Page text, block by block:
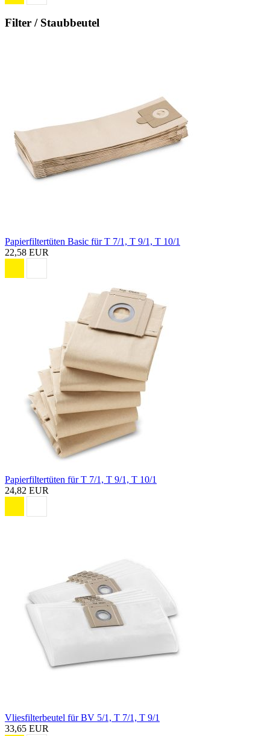
Filter / Staubbeutel
Papierfiltertüten Basic für T 7/1, T 9/1, T 10/1
22,58 EUR
Papierfiltertüten für T 7/1, T 9/1, T 10/1
24,82 EUR
Vliesfilterbeutel für BV 5/1, T 7/1, T 9/1
33,65 EUR